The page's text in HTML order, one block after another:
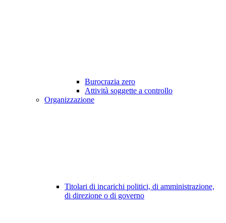
Burocrazia zero
Attività soggette a controllo
Organizzazione
Titolari di incarichi politici, di amministrazione,
di direzione o di governo